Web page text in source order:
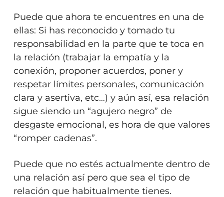
Puede que ahora te encuentres en una de
ellas: Si has reconocido y tomado tu
responsabilidad en la parte que te toca en
la relación (trabajar la empatía y la
conexión, proponer acuerdos, poner y
respetar límites personales, comunicación
clara y asertiva, etc…) y aún así, esa relación
sigue siendo un “agujero negro” de
desgaste emocional, es hora de que valores
“romper cadenas”.
Puede que no estés actualmente dentro de
una relación así pero que sea el tipo de
relación que habitualmente tienes.